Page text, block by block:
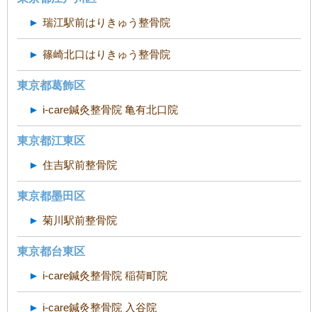
瑞江駅前はりきゅう整骨院
篠崎北口はりきゅう整骨院
東京都葛飾区
i-care鍼灸整骨院 亀有北口院
東京都江東区
住吉駅前整骨院
東京都墨田区
菊川駅前整骨院
東京都台東区
i-care鍼灸整骨院 稲荷町院
i-care鍼灸整骨院 入谷院